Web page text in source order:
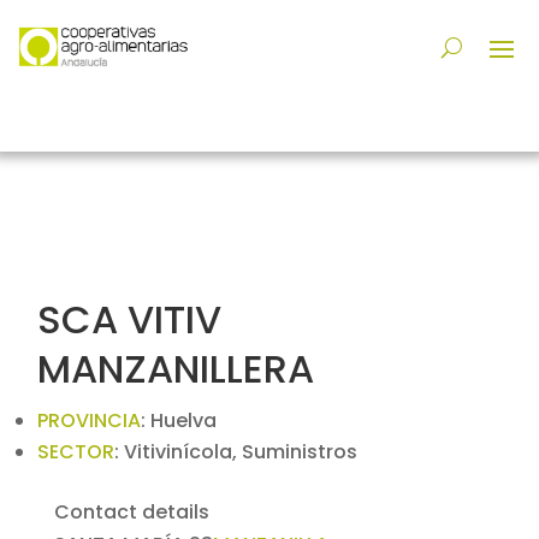
SCA VITIV
MANZANILLERA
PROVINCIA: Huelva
SECTOR: Vitivinícola, Suministros
Contact details